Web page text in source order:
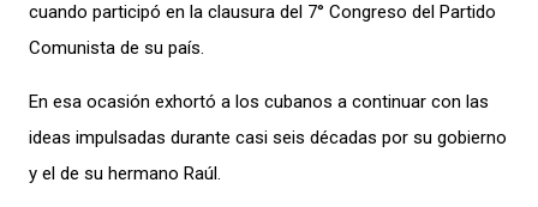
cuando participó en la clausura del 7° Congreso del Partido
Comunista de su país.
En esa ocasión exhortó a los cubanos a continuar con las
ideas impulsadas durante casi seis décadas por su gobierno
y el de su hermano Raúl.